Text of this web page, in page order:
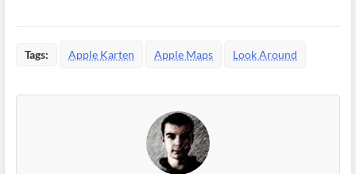
Tags: Apple Karten Apple Maps Look Around